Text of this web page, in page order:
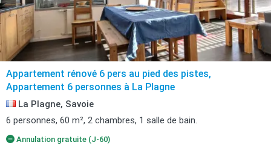
Appartement rénové 6 pers au pied des pistes,
Appartement 6 personnes à La Plagne
La Plagne, Savoie
6 personnes, 60 m², 2 chambres, 1 salle de bain.
Annulation gratuite (J-60)